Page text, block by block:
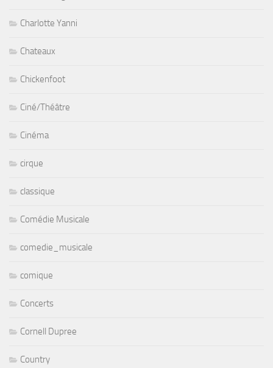
Charlotte Yanni
Chateaux
Chickenfoot
Ciné/Théâtre
Cinéma
cirque
classique
Comédie Musicale
comedie_musicale
comique
Concerts
Cornell Dupree
Country